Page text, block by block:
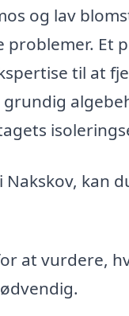
og lav
Et
til at
kan
at vurdere,